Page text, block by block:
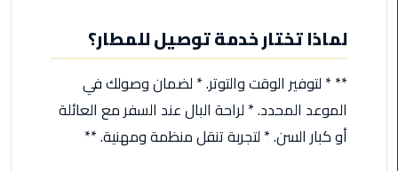
ليموزين
مرسيدس
بالسائق
لماذا تختار خدمة توصيل للمطار؟
** * لتوفير الوقت والتوتر. * لضمان وصولك في
الموعد المحدد. * لراحة البال عند السفر مع العائلة
أو كبار السن. * لتجربة تنقل منظمة ومهنية. **